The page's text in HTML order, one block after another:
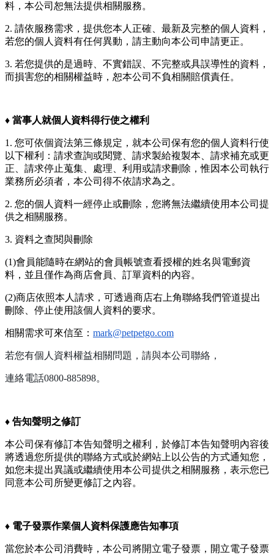
料，本公司恕無法提供相關服務。
2. 請依服務需求，提供您本人正確、最新及完整的個人資料，
若您的個人資料有任何異動，請主動向本公司申請更正。
3. 若您提供的是過時、不實錯誤、不完整或具誤導性的資料，
而損害您的相關權益時，恕本公司不負相關賠償責任。
♦︎ 當事人就個人資料得行使之權利
1. 您可依個資法第三條規定，就本公司保有您的個人資料行使
以下權利：請求查詢或閱覽、請求製給複製本、請求補充或更
正、請求停止蒐集、處理、利用或請求刪除，惟因本公司執行
業務所必須者，本公司得不依請求為之。
2. 您的個人資料一經停止或刪除，您將無法繼續使用本公司提
供之相關服務。
3. 資料之查閱與刪除
(1)會員能隨時在網站的會員帳號查看授權的姓名與電郵資
料，並且僅作為商店會員、訂單資料的內容。
(2)商店依照本人請求，可透過商店右上角聯絡我們管道提出
刪除、停止使用該個人資料的要求。
相關需求可來信至： mark@petpetgo.com
若您有個人資料權益相關問題，請與本公司聯絡，
連絡電話0800-885898。
♦︎ 告知聲明之修訂
本公司保有修訂本告知聲明之權利，於修訂本告知聲明內容後
將透過您所提供的聯絡方式或於網站上以公告的方式通知您，
如您未提出異議或繼續使用本公司提供之相關服務，表示您已
同意本公司所變更修訂之內容。
♦︎ 電子發票作業個人資料保護應告知事項
當您於本公司消費時，本公司將開立電子發票，開立電子發票